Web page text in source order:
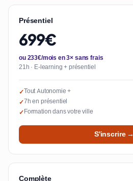
Présentiel
699€
ou 233€/mois en 3× sans frais
21h · E-learning + présentiel
✓Tout Autonomie +
✓7h en présentiel
✓Formation dans votre ville
S'inscrire →
Complète